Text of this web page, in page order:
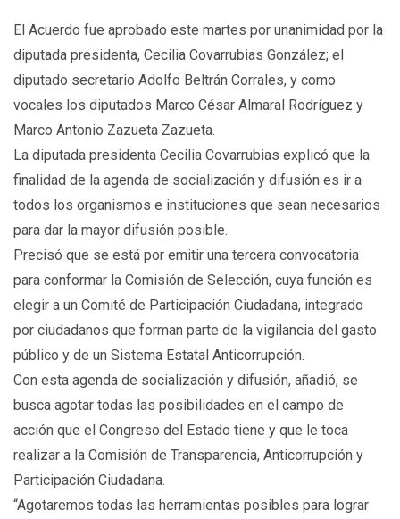
El Acuerdo fue aprobado este martes por unanimidad por la
diputada presidenta, Cecilia Covarrubias González; el
diputado secretario Adolfo Beltrán Corrales, y como
vocales los diputados Marco César Almaral Rodríguez y
Marco Antonio Zazueta Zazueta.
La diputada presidenta Cecilia Covarrubias explicó que la
finalidad de la agenda de socialización y difusión es ir a
todos los organismos e instituciones que sean necesarios
para dar la mayor difusión posible.
Precisó que se está por emitir una tercera convocatoria
para conformar la Comisión de Selección, cuya función es
elegir a un Comité de Participación Ciudadana, integrado
por ciudadanos que forman parte de la vigilancia del gasto
público y de un Sistema Estatal Anticorrupción.
Con esta agenda de socialización y difusión, añadió, se
busca agotar todas las posibilidades en el campo de
acción que el Congreso del Estado tiene y que le toca
realizar a la Comisión de Transparencia, Anticorrupción y
Participación Ciudadana.
“Agotaremos todas las herramientas posibles para lograr